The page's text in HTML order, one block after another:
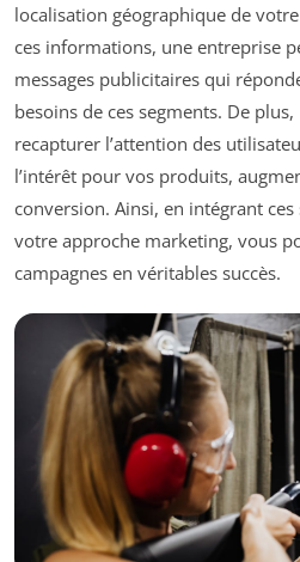
localisation géographique de
ces informations, une entreprise
messages publicitaires qui
besoins de ces segments. De plus,
recapturer l’attention des
l’intérêt pour vos produits,
conversion. Ainsi, en intégrant ces
votre approche marketing, vous
campagnes en véritables succès.